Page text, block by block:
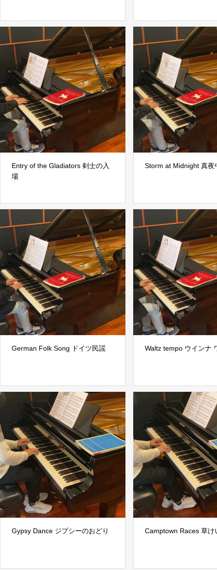
Entry of the Gladiators 剣士の入
場
Storm at Midnight 真夜
German Folk Song ドイツ民謡 Waltz tempo ウインナ
Gypsy Dance ジプシーのおどり Camptown Races 草け